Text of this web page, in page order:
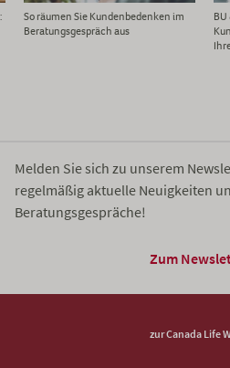
So räumen Sie Kundenbedenken im
Beratungsgespräch aus
Melden Sie sich zu unserem
regelmäßig aktuelle Neuigkeiten
Beratungsgespräche!
Zum
zur Canada Life